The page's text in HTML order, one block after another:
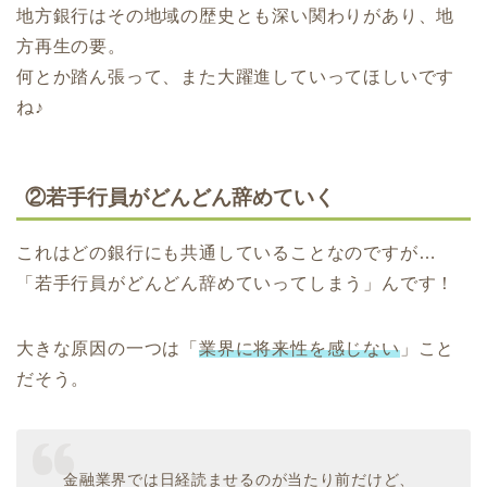
地方銀行はその地域の歴史とも深い関わりがあり、地
方再生の要。
何とか踏ん張って、また大躍進していってほしいです
ね♪
②若手行員がどんどん辞めていく
これはどの銀行にも共通していることなのですが…
「若手行員がどんどん辞めていってしまう」んです！
大きな原因の一つは「 業界に将来性を感じない」こと
だそう。
金融業界では日経読ませるのが当たり前だけど、